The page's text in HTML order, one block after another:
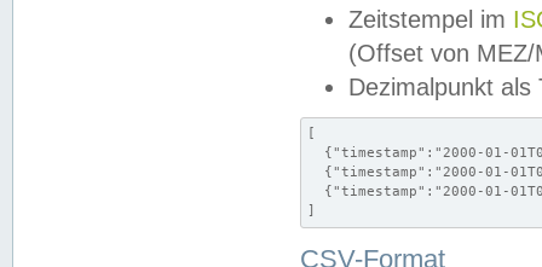
Zeitstempel im
(Offset von MEZ/
Dezimalpunkt als
[
{"timestamp":"2000-01-
{"timestamp":"2000-01-
{"timestamp":"2000-01-
]
CSV-Format